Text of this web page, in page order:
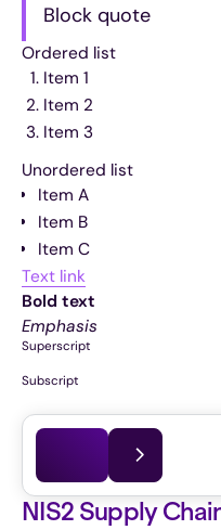
Block quote
Ordered list
Item 1
Item 2
Item 3
Unordered list
Item A
Item B
Item C
Text link
Bold text
Emphasis
Superscript
Subscript
Dit artikel is voor het laatst
Van QM naar SC:
NIS2 Supply